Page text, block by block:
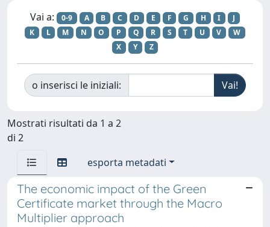
Vai a: 0-9 A B C D E F G H I
J
K
L M N O P Q R S T U V
W
X
Y Z
o inserisci le iniziali:
Mostrati risultati da 1 a 2
di 2
esporta metadati
The economic impact of the Green
Certificate market through the Macro
Multiplier approach